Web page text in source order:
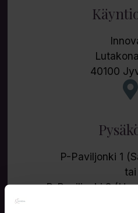
40100
P-Paviljonki 1
tai
P-Paviljonki 2